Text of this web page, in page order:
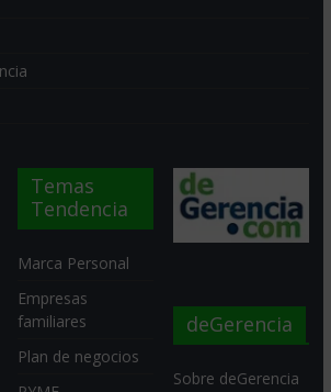
Temas
Tendencia
Marca Personal
Empresas
familiares
Plan de negocios
deGerencia
Sobre deGerencia